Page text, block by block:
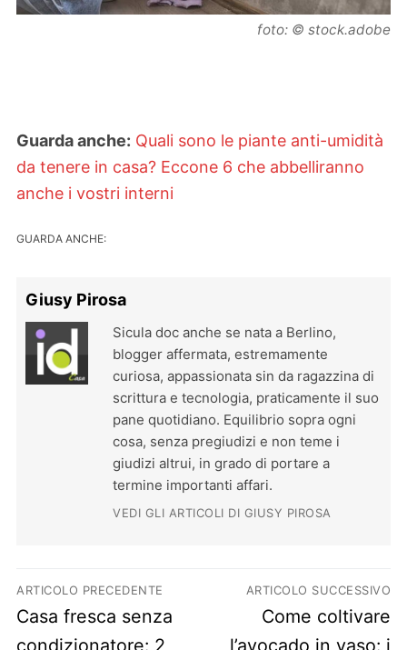
foto: © stock.adobe
Guarda anche: Quali sono le piante anti-umidità
da tenere in casa? Eccone 6 che abbelliranno
anche i vostri interni
GUARDA ANCHE:
Giusy Pirosa
Sicula doc anche se nata a Berlino,
blogger affermata, estremamente
curiosa, appassionata sin da ragazzina di
scrittura e tecnologia, praticamente il suo
pane quotidiano. Equilibrio sopra ogni
cosa, senza pregiudizi e non teme i
giudizi altrui, in grado di portare a
termine importanti affari.
VEDI GLI ARTICOLI DI GIUSY PIROSA
Navigazione articoli
ARTICOLO PRECEDENTE
Previous post:
Casa fresca senza
ARTICOLO SUCCESSIVO
Next post:
Come coltivare